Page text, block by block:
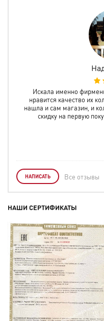
Искала именно
нравится качество их
нашла и сам магазин, и
скидку на первую
НАПИСАТЬ Все отзывы
НАШИ СЕРТИФИКАТЫ